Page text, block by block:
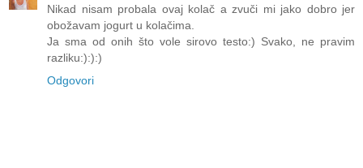
Nikad nisam probala ovaj kolač a zvuči mi jako dobro jer
obožavam jogurt u kolačima.
Ja sma od onih što vole sirovo testo:) Svako, ne pravim
razliku:):):)
Odgovori